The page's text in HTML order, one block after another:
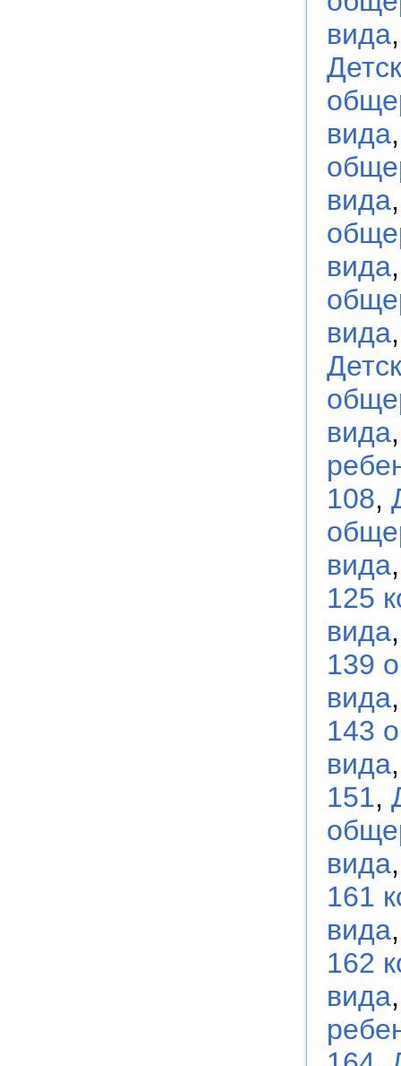
вида
вида
вида
вида
вида
вида
108,
вида
125
вида
139
вида
143
вида
151,
вида
161
вида
162
вида